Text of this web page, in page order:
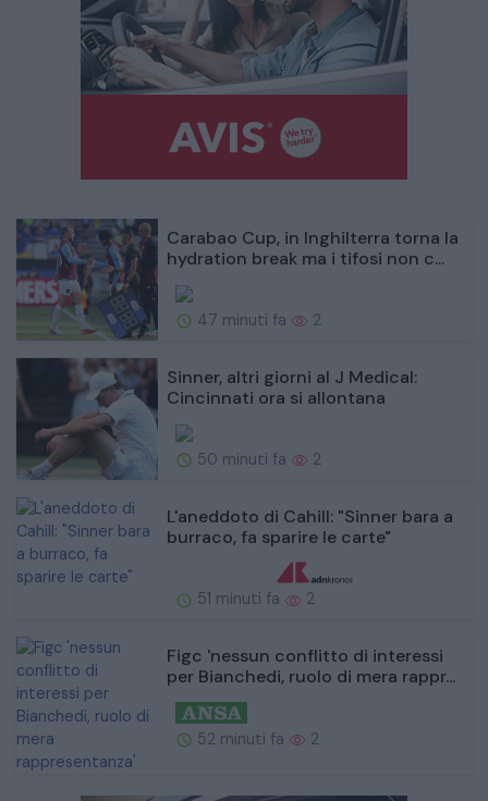
Carabao Cup, in Inghilterra torna la
hydration break ma i tifosi non c...
47 minuti fa 2
Sinner, altri giorni al J Medical:
Cincinnati ora si allontana
50 minuti fa 2
L'aneddoto di Cahill: "Sinner bara a
burraco, fa sparire le carte"
51 minuti fa 2
Figc 'nessun conflitto di interessi
per Bianchedi, ruolo di mera rappr...
52 minuti fa 2